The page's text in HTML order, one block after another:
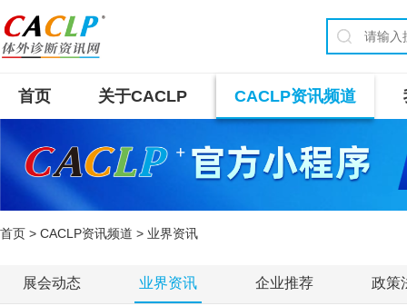
首页 关于CACLP CACLP资讯频道
首页 > CACLP资讯频道 > 业界资讯
展会动态 业界资讯 企业推荐 政策